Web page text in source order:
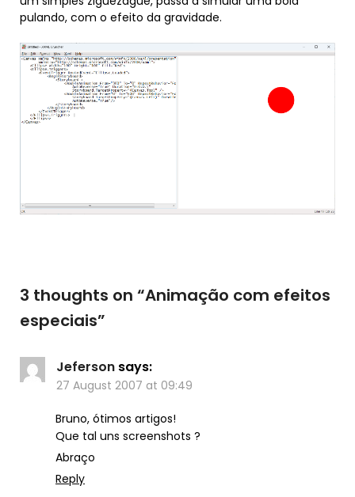
pulando, com o efeito da gravidade.
3 thoughts on “Animação com efeitos
especiais”
Jeferson says:
27 August 2007 at 09:49
Bruno, ótimos artigos!
Que tal uns screenshots ?
Abraço
Reply